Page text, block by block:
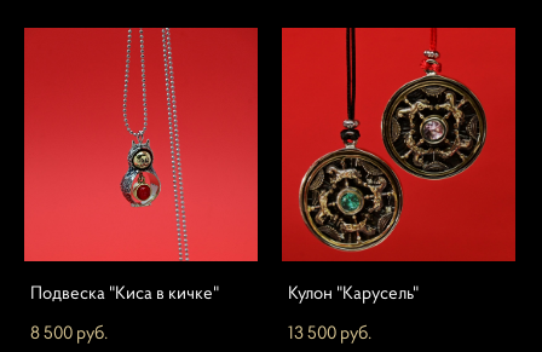
Подвеска "Киса в кичке"
8 500 pуб.
Кулон "Карусель"
13 500 pуб.